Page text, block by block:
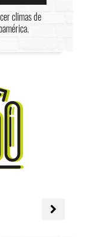
climas de